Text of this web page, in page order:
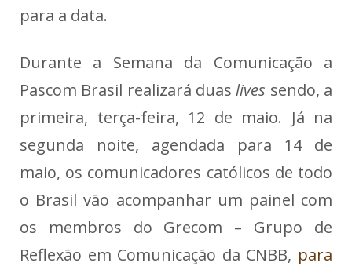
para a data.
Durante a Semana da Comunicação a
Pascom Brasil realizará duaslives sendo, a
primeira, terça-feira, 12 de maio. Já na
segunda noite, agendada para 14 de
maio, os comunicadores católicos de todo
o Brasil vão acompanhar um painel com
os membros do Grecom – Grupo de
Reflexão em Comunicação da CNBB, para